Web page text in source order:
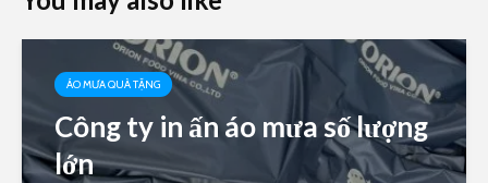
ÁO MƯA QUÀ TẶNG
Công ty in ấn áo mưa số lượng
lớn